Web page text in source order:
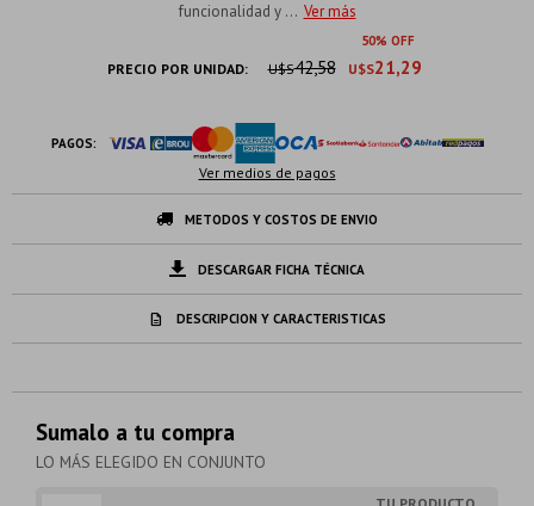
funcionalidad y ... Ver más
50
PRECIO POR UNIDAD: U$S21,29
U$S42,58
PAGOS:
Ver medios de pagos
METODOS Y COSTOS DE ENVIO
DESCARGAR FICHA TÉCNICA
DESCRIPCION Y CARACTERISTICAS
Sumalo a tu compra
LO MÁS ELEGIDO EN CONJUNTO